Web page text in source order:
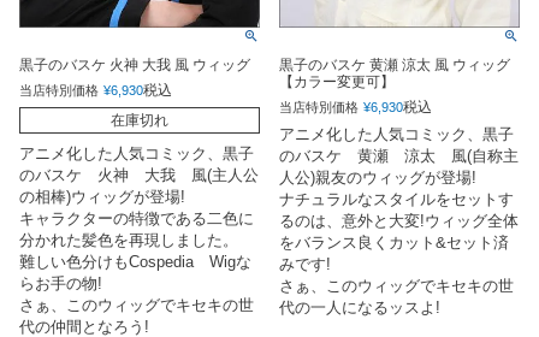
黒子のバスケ 火神 大我 風 ウィッグ
当店特別価格 ¥6,930税込
在庫切れ
アニメ化した人気コミック、黒子
のバスケ 火神 大我 風(主人公
の相棒)ウィッグが登場!
キャラクターの特徴である二色に
分かれた髪色を再現しました。
難しい色分けもCospedia Wigな
らお手の物!
さぁ、このウィッグでキセキの世
代の仲間となろう!
黒子のバスケ 黄瀬 涼太 風 ウィッグ
【カラー変更可】
当店特別価格 ¥6,930税込
アニメ化した人気コミック、黒子
のバスケ 黄瀬 涼太 風(自称主
人公)親友のウィッグが登場!
ナチュラルなスタイルをセットす
るのは、意外と大変!ウィッグ全体
をバランス良くカット&セット済
みです!
さぁ、このウィッグでキセキの世
代の一人になるッスよ!